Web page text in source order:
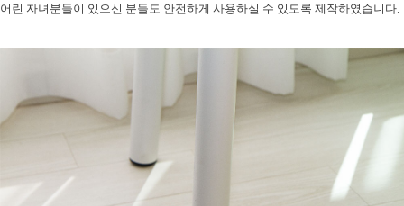
어린 자녀분들이 있으신 분들도 안전하게 사용하실 수 있도록 제작하였습니다.